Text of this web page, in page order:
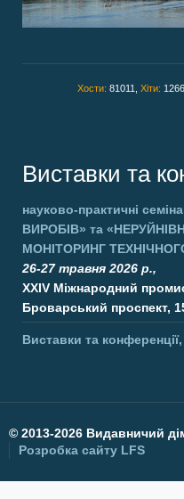
Хости: 81011, Хіти:
Виставки та
науково-практичні
ВИРОБІВ» та
МОНІТОРИНГ
26-27 травня 2026 р.,
XXIV Міжнародний
Броварський проспект,
Виставки та
© 2013-2026 Видавничий
Розробка сайту LFS